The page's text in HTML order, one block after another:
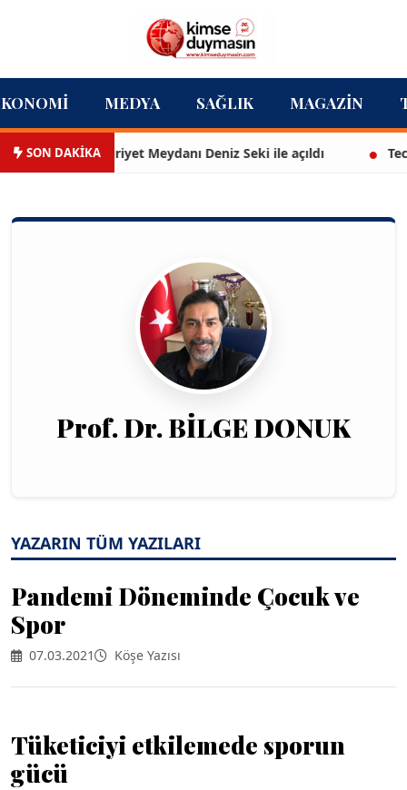
MEDYA SAĞLIK MAGAZIN
SON DAKİKA
Cumhuriyet Meydanı Deniz Seki ile açıldı
Prof. Dr. BİLGE DONUK
YAZARIN TÜM YAZILARI
Pandemi Döneminde Çocuk ve
Spor
07.03.2021 Köşe Yazısı
Tüketiciyi etkilemede sporun
gücü